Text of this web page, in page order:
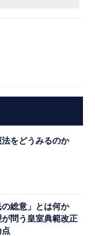
をどうみるのか
の総意」とは何か
問う皇室典範改正
点